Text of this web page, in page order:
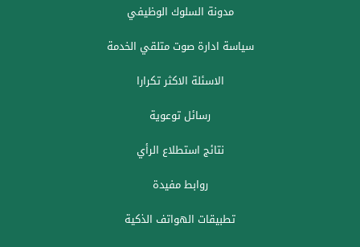
مدونة السلوك الوظيفي
سياسة ادارة صوت متلقي الخدمة
الاسئلة الاكثر تكرارا
رسائل توعوية
نتائج استطلاع الرأي
روابط مفيدة
تطبيقات الهواتف الذكية